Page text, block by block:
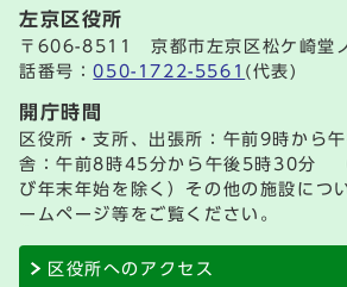
左京区役所
〒606-8511 京都市左京区松ケ崎堂
話番号：050-1722-5561 (代表)
開庁時間
区役所・支所、出張所：午前9時から
舎：午前8時45分から午後5時30分
び年末年始を除く）その他の施設につ
ームページ等をご覧ください。
区役所へのアクセス